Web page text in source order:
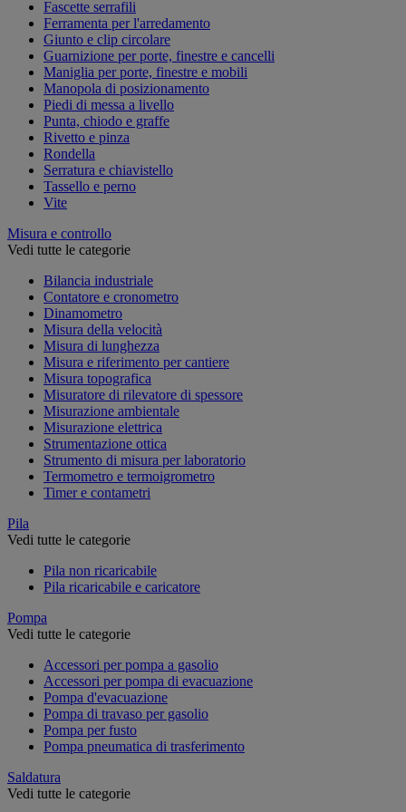
Fascette serrafili
Ferramenta per l'arredamento
Giunto e clip circolare
Guarnizione per porte, finestre e cancelli
Maniglia per porte, finestre e mobili
Manopola di posizionamento
Piedi di messa a livello
Punta, chiodo e graffe
Rivetto e pinza
Rondella
Serratura e chiavistello
Tassello e perno
Vite
Misura e controllo
Vedi tutte le categorie
Bilancia industriale
Contatore e cronometro
Dinamometro
Misura della velocità
Misura di lunghezza
Misura e riferimento per cantiere
Misura topografica
Misuratore di rilevatore di spessore
Misurazione ambientale
Misurazione elettrica
Strumentazione ottica
Strumento di misura per laboratorio
Termometro e termoigrometro
Timer e contametri
Pila
Vedi tutte le categorie
Pila non ricaricabile
Pila ricaricabile e caricatore
Pompa
Vedi tutte le categorie
Accessori per pompa a gasolio
Accessori per pompa di evacuazione
Pompa d'evacuazione
Pompa di travaso per gasolio
Pompa per fusto
Pompa pneumatica di trasferimento
Saldatura
Vedi tutte le categorie